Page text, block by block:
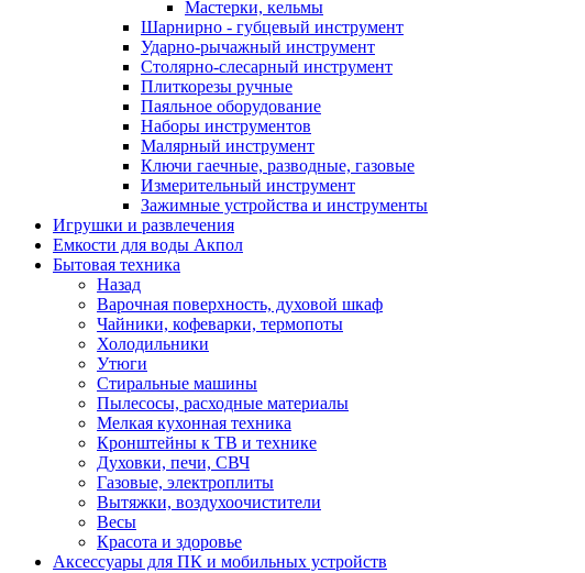
Мастерки, кельмы
Шарнирно - губцевый инструмент
Ударно-рычажный инструмент
Столярно-слесарный инструмент
Плиткорезы ручные
Паяльное оборудование
Наборы инструментов
Малярный инструмент
Ключи гаечные, разводные, газовые
Измерительный инструмент
Зажимные устройства и инструменты
Игрушки и развлечения
Емкости для воды Акпол
Бытовая техника
Назад
Варочная поверхность, духовой шкаф
Чайники, кофеварки, термопоты
Холодильники
Утюги
Стиральные машины
Пылесосы, расходные материалы
Мелкая кухонная техника
Кронштейны к ТВ и технике
Духовки, печи, СВЧ
Газовые, электроплиты
Вытяжки, воздухоочистители
Весы
Красота и здоровье
Аксессуары для ПК и мобильных устройств